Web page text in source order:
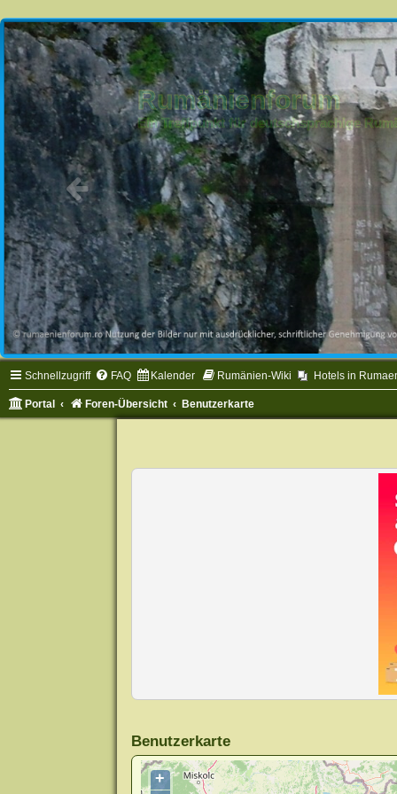
Rumänienforum
Ein Treffpunkt für deutschsprachige
Schnellzugriff FAQ Kalender Rumänien-Wiki Hotels in
Portal Foren-Übersicht Benutzerkarte
Benutzerkarte
+